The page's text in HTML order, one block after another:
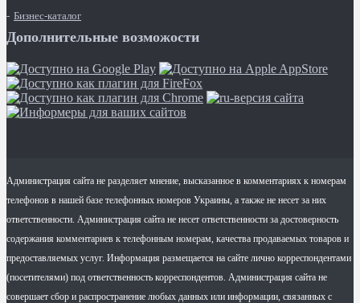
Бизнес-каталог
Дополнительные возможости
Администрация сайта не разделяет мнение, высказанное в комментариях к номерам
телефонов в нашей базе телефонных номеров Украины, а также не несет за них
ответственности. Администрация сайта не несет ответственности за достоверность
содержания комментариев к телефонным номерам, качества продаваемых товаров и
предоставляемых услуг. Информация размещается на сайте лично корреспондентами
(посетителями) под ответственность корреспондентов. Администрация сайта не
совершает сбор и распространение любых данных или информации, связанных с